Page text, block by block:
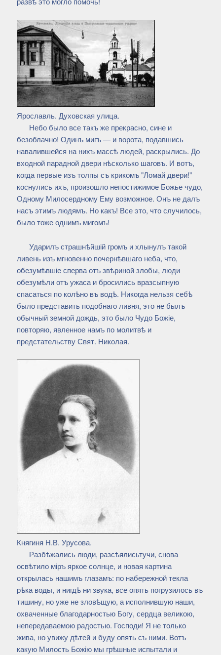
Ярославль. Духовская улица.
Небо было все такъ же прекрасно, сине и
безоблачно! Одинъ мигъ — и ворота, подавшись
навалившейся на нихъ массѣ людей, раскрылись. До
входной парадной двери нѣсколько шаговъ. И вотъ,
когда первые изъ толпы съ крикомъ "Ломай двери!"
коснулись ихъ, произошло непостижимое Божье чудо,
Одному Милосердному Ему возможное. Онъ не далъ
насъ этимъ людямъ. Но какъ! Все это, что случилось,
было тоже однимъ мигомъ!
Ударилъ страшнѣйшій громъ и хлынулъ такой
ливень изъ мгновенно почернѣвшаго неба, что,
обезумѣвшіе сперва отъ звѣриной злобы, люди
обезумѣли отъ ужаса и бросились вразсыпную
спасаться по колѣно въ водѣ. Никогда нельзя себѣ
было представить подобнаго ливня, это не былъ
обычный земной дождь, это было Чудо Божіе,
повторяю, явленное намъ по молитвѣ и
предстательству Свят. Николая.
Княгиня Н.В. Урусова.
Разбѣжались люди, разсѣялисьтучи, снова
освѣтило міръ яркое солнце, и новая картина
открылась нашимъ глазамъ: по набережной текла
рѣка воды, и нигдѣ ни звука, все опять погрузилось въ
тишину, но уже не зловѣщую, а исполнившую наши,
охваченные благодарностью Богу, сердца великою,
непередаваемою радостью. Господи! Я не только
жива, но увижу дѣтей и буду опять съ ними. Вотъ
какую Милость Божію мы грѣшные испытали и